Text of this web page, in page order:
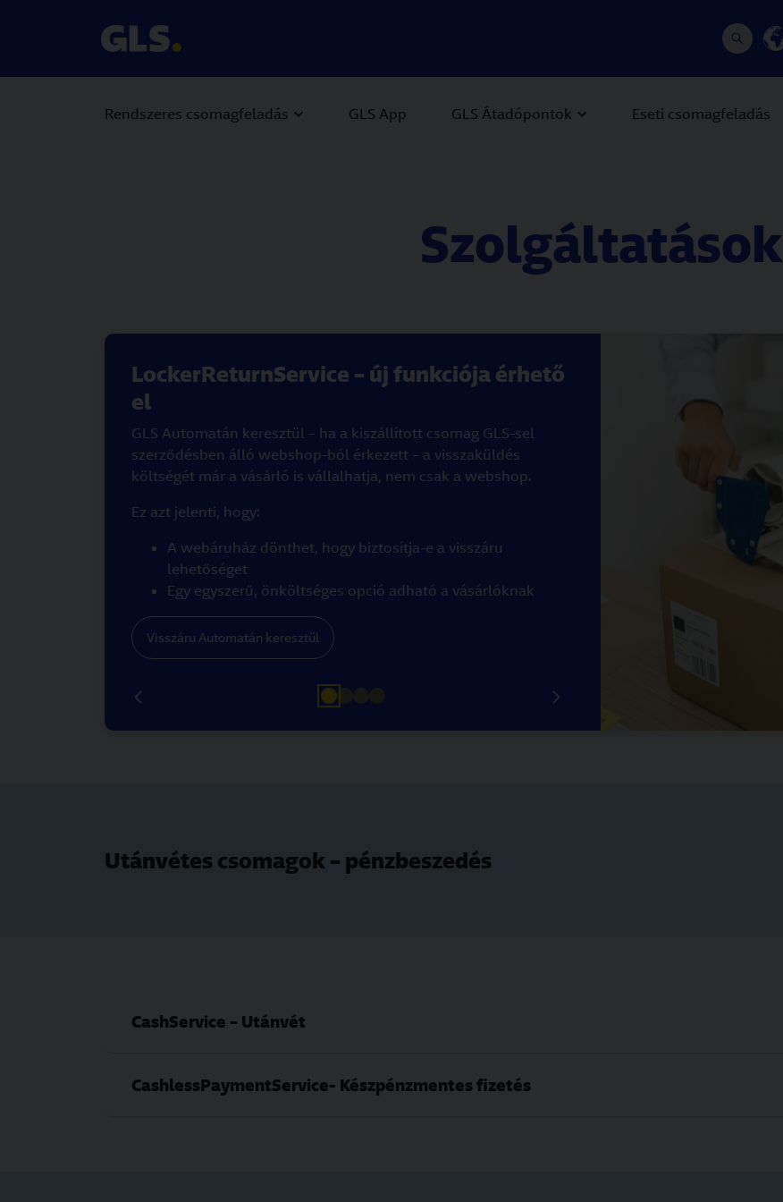
Rendszeres csomagfeladás GLS App GLS Átadópontok Eseti csomagfeladás
Szolgáltatások
LockerReturnService – új funkciója érhető
el
GLS Automatán keresztül – ha a kiszállított csomag GLS-sel
szerződésben álló webshop-ból érkezett – a visszaküldés
költségét már a vásárló is vállalhatja, nem csak a webshop.
Ez azt jelenti, hogy:
A webáruház dönthet, hogy biztosítja-e a visszáru
lehetőséget
Egy egyszerű, önköltséges opció adható a vásárlóknak
Visszáru Automatán keresztül
Utánvétes csomagok – pénzbeszedés
CashService – Utánvét
CashlessPaymentService- Készpénzmentes fizetés